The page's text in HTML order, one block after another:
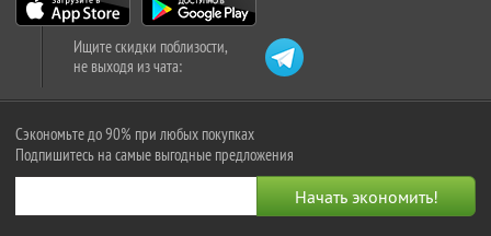
Ищите скидки поблизости,
не выходя из чата:
Сэкономьте до 90% при любых покупках
Подпишитесь на самые выгодные предложения